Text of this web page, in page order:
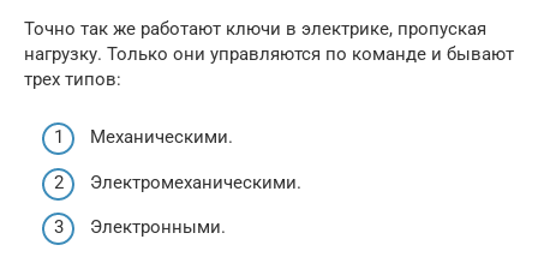
Точно так же работают ключи в электрике, пропуская
нагрузку. Только они управляются по команде и бывают
трех типов:
Механическими.
Электромеханическими.
Электронными.